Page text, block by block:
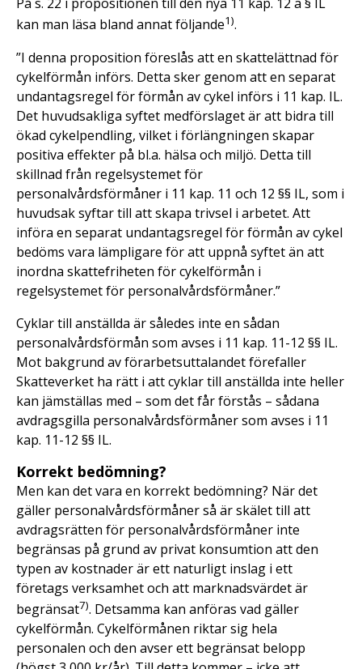
kan man läsa bland annat följande1).
”I denna proposition föreslås att en skattelättnad för
cykelförmån införs. Detta sker genom att en separat
undantagsregel för förmån av cykel införs i 11 kap. IL.
Det huvudsakliga syftet medförslaget är att bidra till
ökad cykelpendling, vilket i förlängningen skapar
positiva effekter på bl.a. hälsa och miljö. Detta till
skillnad från regelsystemet för
personalvårdsförmåner i 11 kap. 11 och 12 §§ IL, som i
huvudsak syftar till att skapa trivsel i arbetet. Att
införa en separat undantagsregel för förmån av cykel
bedöms vara lämpligare för att uppnå syftet än att
inordna skattefriheten för cykelförmån i
regelsystemet för personalvårdsförmåner.”
Cyklar till anställda är således inte en sådan
personalvårdsförmån som avses i 11 kap. 11-12 §§ IL.
Mot bakgrund av förarbetsuttalandet förefaller
Skatteverket ha rätt i att cyklar till anställda inte heller
kan jämställas med – som det får förstås – sådana
avdragsgilla personalvårdsförmåner som avses i 11
kap. 11-12 §§ IL.
Korrekt bedömning?
Men kan det vara en korrekt bedömning? När det
gäller personalvårdsförmåner så är skälet till att
avdragsrätten för personalvårdsförmåner inte
begränsas på grund av privat konsumtion att den
typen av kostnader är ett naturligt inslag i ett
företags verksamhet och att marknadsvärdet är
begränsat7). Detsamma kan anföras vad gäller
cykelförmån. Cykelförmånen riktar sig hela
personalen och den avser ett begränsat belopp